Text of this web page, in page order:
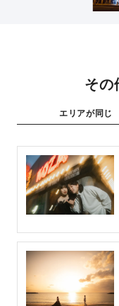
その
エリアが同じ